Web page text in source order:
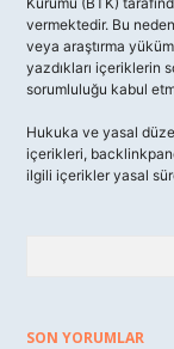
vermektedir. Bu
veya araştırma
yazdıkları içeriklerin
sorumluluğu kabul
Hukuka ve yasal
içerikleri,
ilgili içerikler yasal
SON YORUMLAR